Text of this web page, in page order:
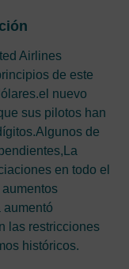
Airlines
de este
nuevo
sus pilotos han
de
en todo el
aumentó
las restricciones
históricos.